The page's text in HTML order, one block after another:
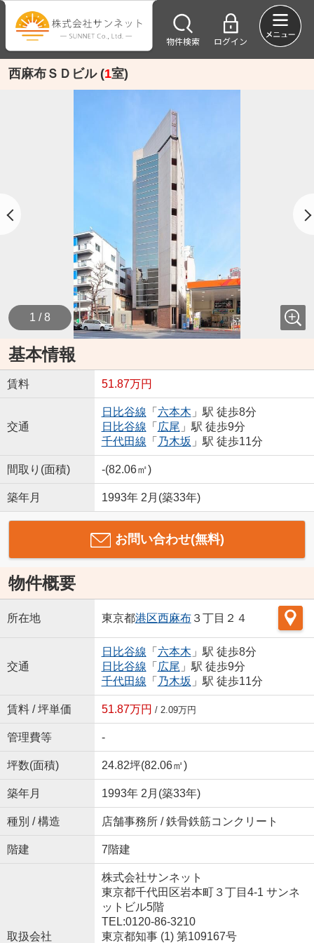
物件検索 ログイン
西麻布ＳＤビル (1室)
1 / 8
基本情報
賃料 51.87万円
交通
日比谷線 「 六本木 」駅 徒歩8分
日比谷線 「 広尾 」駅 徒歩9分
千代田線 「 乃木坂 」駅 徒歩11分
間取り(面積) -(82.06㎡)
築年月 1993年 2月(築33年)
お問い合わせ(無料)
物件概要
所在地 東京都港区西麻布３丁目２４
交通
日比谷線 「 六本木 」駅 徒歩8分
日比谷線 「 広尾 」駅 徒歩9分
千代田線 「 乃木坂 」駅 徒歩11分
賃料 / 坪単価 51.87万円 / 2.09万円
管理費等 -
坪数(面積) 24.82坪(82.06㎡)
築年月 1993年 2月(築33年)
種別 / 構造 店舗事務所 / 鉄骨鉄筋コンクリート
階建 7階建
取扱会社
株式会社サンネット
東京都千代田区岩本町３丁目4-1 サンネ
ットビル5階
TEL:0120-86-3210
東京都知事 (1) 第109167号